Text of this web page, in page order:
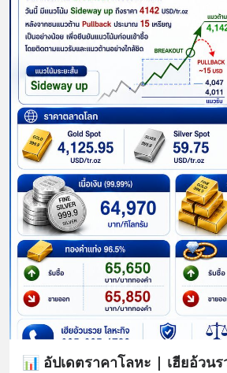
📊 อัปเดตราคาโลหะ | เฮียอ้วน